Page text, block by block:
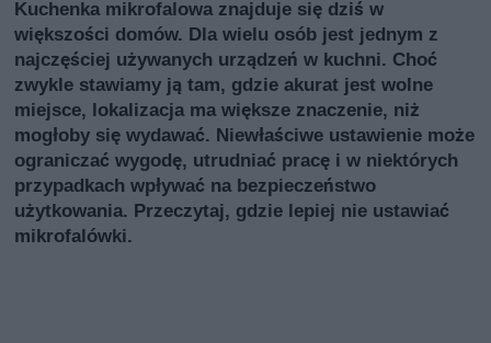
Kuchenka mikrofalowa znajduje się dziś w
większości domów. Dla wielu osób jest jednym z
najczęściej używanych urządzeń w kuchni. Choć
zwykle stawiamy ją tam, gdzie akurat jest wolne
miejsce, lokalizacja ma większe znaczenie, niż
mogłoby się wydawać. Niewłaściwe ustawienie może
ograniczać wygodę, utrudniać pracę i w niektórych
przypadkach wpływać na bezpieczeństwo
użytkowania. Przeczytaj, gdzie lepiej nie ustawiać
mikrofalówki.